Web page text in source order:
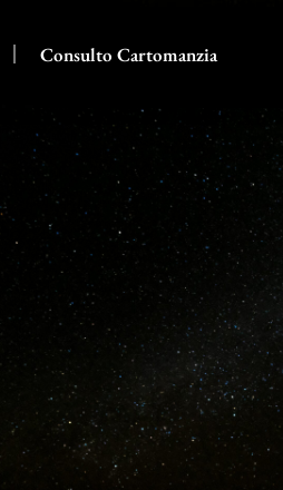
Consulto Cartomanzia